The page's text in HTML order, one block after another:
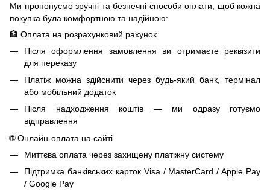
Ми пропонуємо зручні та безпечні способи оплати, щоб кожна
покупка була комфортною та надійною:
🏦 Оплата на розрахунковий рахунок
Після оформлення замовлення ви отримаєте реквізити
для переказу
Платіж можна здійснити через будь-який банк, термінал
або мобільний додаток
Після надходження коштів — ми одразу готуємо
відправлення
🌐 Онлайн-оплата на сайті
Миттєва оплата через захищену платіжну систему
Підтримка банківських карток Visa / MasterCard / Apple Pay
/ Google Pay